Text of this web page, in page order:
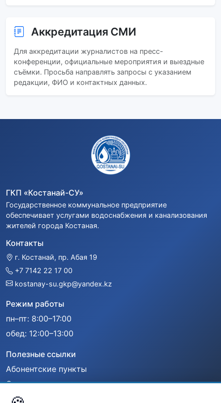
Аккредитация СМИ
Для аккредитации журналистов на пресс-
конференции, официальные мероприятия и выездные
съёмки. Просьба направлять запросы с указанием
редакции, ФИО и контактных данных.
ГКП «Костанай-СУ»
Государственное коммунальное предприятие
обеспечивает услугами водоснабжения и канализования
жителей города Костаная.
Контакты
г. Костанай, пр. Абая 19
+7 7142 22 17 00
kostanay-su.gkp@yandex.kz
Режим работы
пн–пт: 8:00–17:00
обед: 12:00–13:00
Полезные ссылки
Абонентские пункты
Оплата
Сообщить об аварии